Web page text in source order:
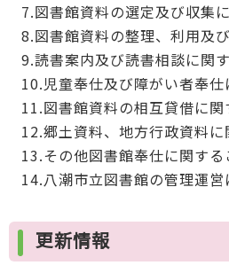
7.図書館資料の選定及び収集
8.図書館資料の整理、利用及
9.読書案内及び読書相談に関す
10.児童奉仕及び障がい者奉仕
11.図書館資料の相互貸借に関
12.郷土資料、地方行政資料に
13.その他図書館奉仕に関する
14.八潮市立図書館の管理運営
更新情報